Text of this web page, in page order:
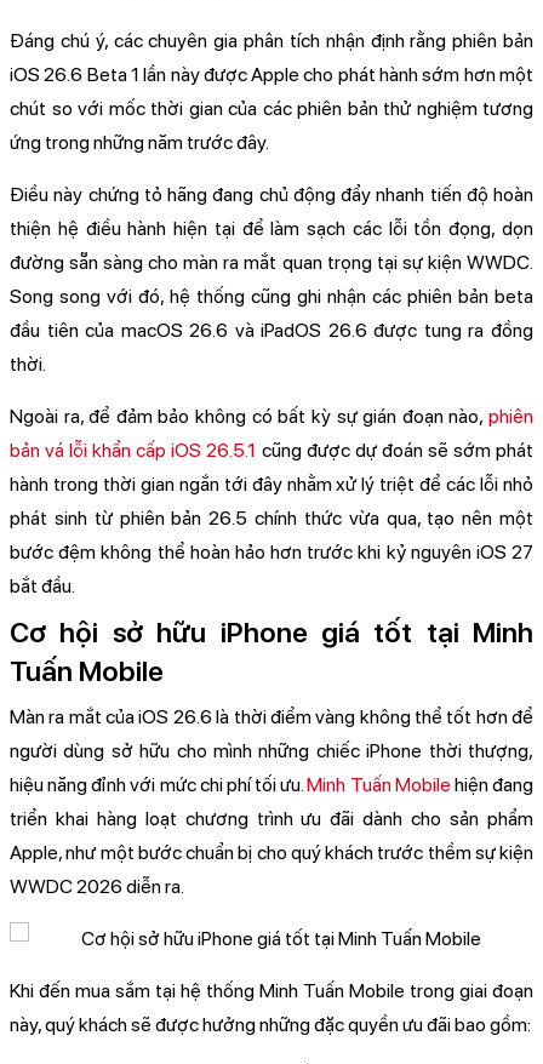
Đáng chú ý, các chuyên gia phân tích nhận định rằng phiên bản
iOS 26.6 Beta 1 lần này được Apple cho phát hành sớm hơn một
chút so với mốc thời gian của các phiên bản thử nghiệm tương
ứng trong những năm trước đây.
Điều này chứng tỏ hãng đang chủ động đẩy nhanh tiến độ hoàn
thiện hệ điều hành hiện tại để làm sạch các lỗi tồn đọng, dọn
đường sẵn sàng cho màn ra mắt quan trọng tại sự kiện WWDC.
Song song với đó, hệ thống cũng ghi nhận các phiên bản beta
đầu tiên của macOS 26.6 và iPadOS 26.6 được tung ra đồng
thời.
Ngoài ra, để đảm bảo không có bất kỳ sự gián đoạn nào, phiên
bản vá lỗi khẩn cấp iOS 26.5.1 cũng được dự đoán sẽ sớm phát
hành trong thời gian ngắn tới đây nhằm xử lý triệt để các lỗi nhỏ
phát sinh từ phiên bản 26.5 chính thức vừa qua, tạo nên một
bước đệm không thể hoàn hảo hơn trước khi kỷ nguyên iOS 27
bắt đầu.
Cơ hội sở hữu iPhone giá tốt tại Minh
Tuấn Mobile
Màn ra mắt của iOS 26.6 là thời điểm vàng không thể tốt hơn để
người dùng sở hữu cho mình những chiếc iPhone thời thượng,
hiệu năng đỉnh với mức chi phí tối ưu.Minh Tuấn Mobile hiện đang
triển khai hàng loạt chương trình ưu đãi dành cho sản phẩm
Apple, như một bước chuẩn bị cho quý khách trước thềm sự kiện
WWDC 2026 diễn ra.
Khi đến mua sắm tại hệ thống Minh Tuấn Mobile trong giai đoạn
này, quý khách sẽ được hưởng những đặc quyền ưu đãi bao gồm: